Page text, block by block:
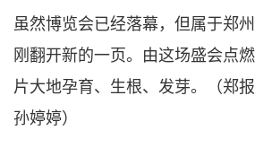
虽然博览会已经落幕，但属于郑
刚翻开新的一页。由这场盛会点
片大地孕育、生根、发芽。（郑
孙婷婷）